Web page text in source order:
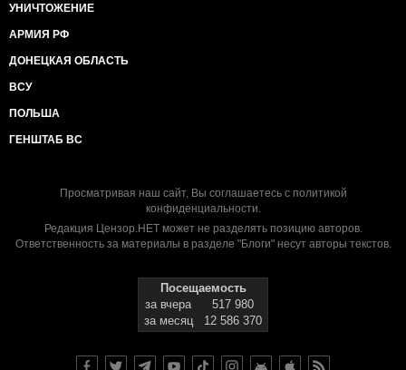
УНИЧТОЖЕНИЕ
АРМИЯ РФ
ДОНЕЦКАЯ ОБЛАСТЬ
ВСУ
ПОЛЬША
ГЕНШТАБ ВС
Просматривая наш сайт, Вы соглашаетесь с политикой
конфиденциальности.
Редакция Цензор.НЕТ может не разделять позицию авторов.
Ответственность за материалы в разделе "Блоги" несут авторы текстов.
Посещаемость
за вчера
517 980
за месяц
12 586 370